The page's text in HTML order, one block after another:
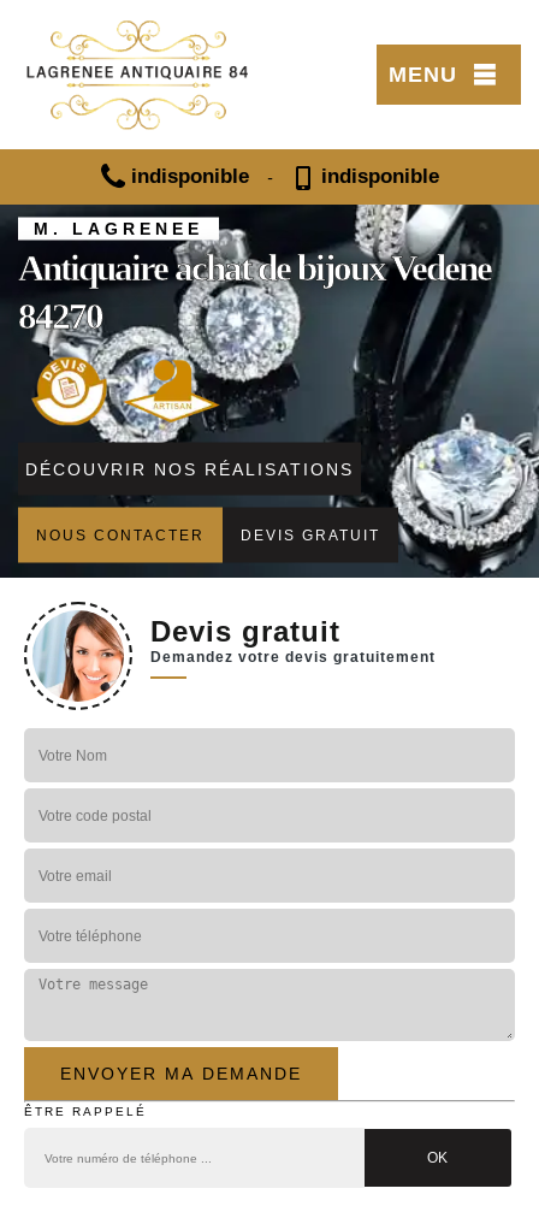
MENU
indisponible - indisponible
M. LAGRENEE
Antiquaire achat de bijoux Vedene
84270
DÉCOUVRIR NOS RÉALISATIONS
NOUS CONTACTER DEVIS GRATUIT
Devis gratuit
Demandez votre devis gratuitement
ÊTRE RAPPELÉ